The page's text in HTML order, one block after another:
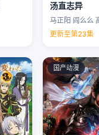
汤直志异
更新至第23集
国产动漫